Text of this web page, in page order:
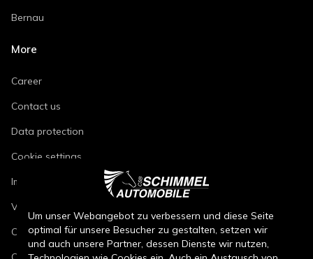
Bernau
More
Career
Contact us
Data protection
Cookie settings
Imprint
Vehicle repair conditions
Conditions of sale for new cars
Um unser Webangebot zu verbessern und diese Seite
optimal für unsere Besucher zu gestalten, setzen wir
und auch unsere Partner, dessen Dienste wir nutzen,